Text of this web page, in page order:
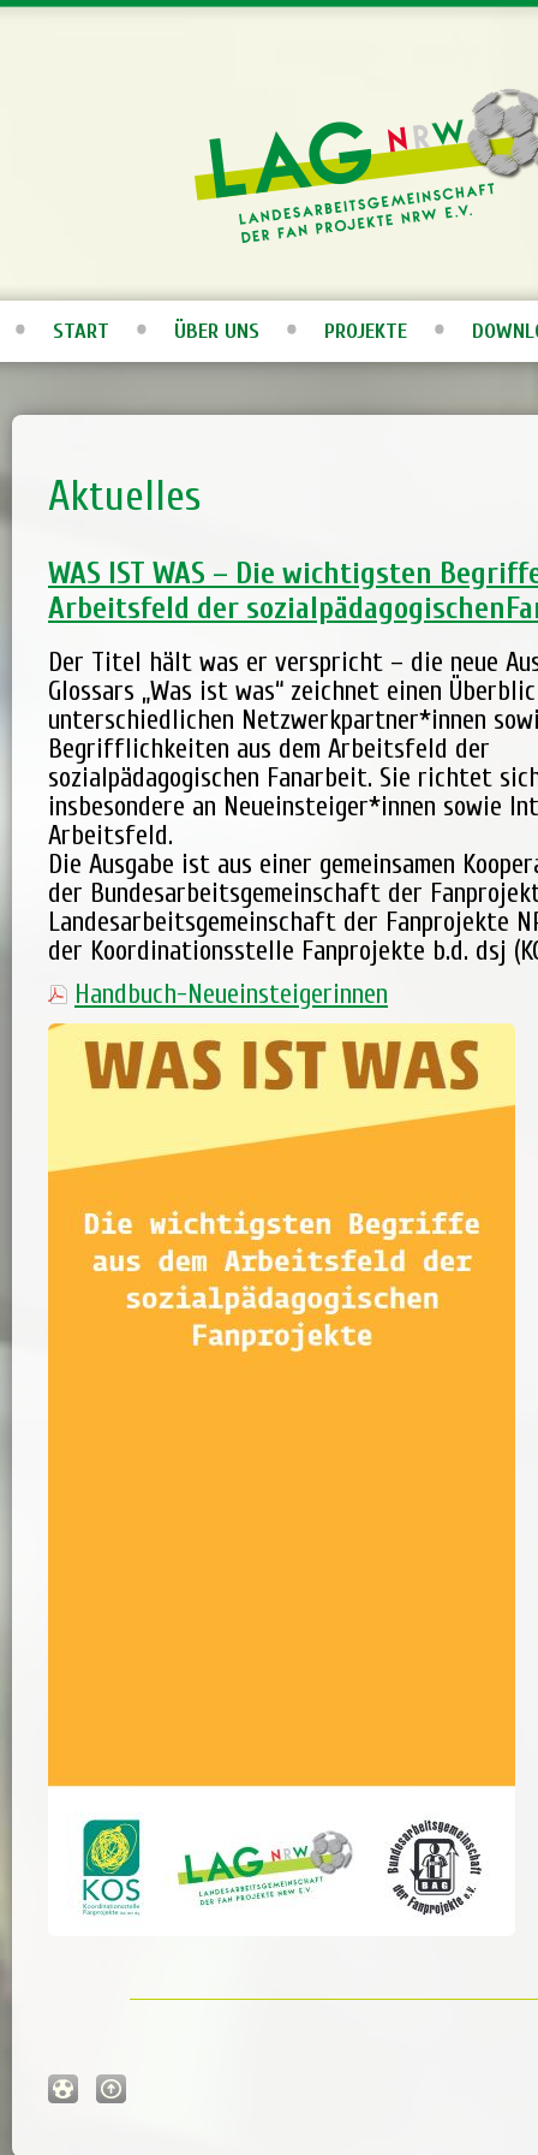
START ÜBER UNS PROJEKTE
Aktuelles
WAS IST WAS – Die wichtigsten
Arbeitsfeld der
Der Titel hält was er verspricht – die neue
Glossars „Was ist was“ zeichnet einen
unterschiedlichen Netzwerkpartner*innen
Begrifflichkeiten aus dem Arbeitsfeld der
sozialpädagogischen Fanarbeit. Sie richtet
insbesondere an Neueinsteiger*innen sowie
Arbeitsfeld.
Die Ausgabe ist aus einer gemeinsamen
der Bundesarbeitsgemeinschaft der
Landesarbeitsgemeinschaft der Fanprojekte
der Koordinationsstelle Fanprojekte b.d. dsj
Handbuch-Neueinsteigerinnen